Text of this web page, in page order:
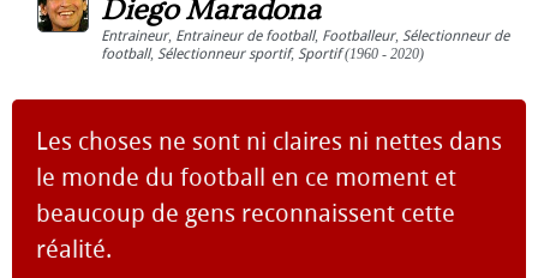
Diego Maradona
Entraineur, Entraineur de football, Footballeur, Sélectionneur de
football, Sélectionneur sportif, Sportif(1960 - 2020)
Les choses ne sont ni claires ni nettes dans
le monde du football en ce moment et
beaucoup de gens reconnaissent cette
réalité.